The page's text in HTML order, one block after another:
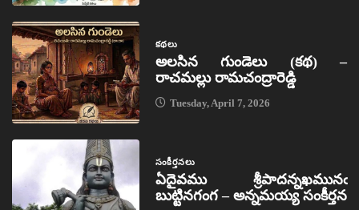
కథలు
అలసిన గుండెలు (కథ) –
రాచమల్లు రామచంద్రారెడ్డి
Tuesday, April 7, 2026
సంకీర్తనలు
ఏదైవము శ్రీపాదన్నఖమునఁ
బుట్టినగంగ – అన్నమయ్య సంకీర్తన